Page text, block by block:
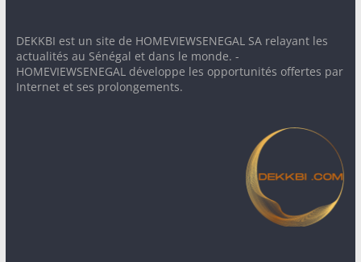
DEKKBI est un site de HOMEVIEWSENEGAL SA relayant les
actualités au Sénégal et dans le monde. -
HOMEVIEWSENEGAL développe les opportunités offertes par
Internet et ses prolongements.